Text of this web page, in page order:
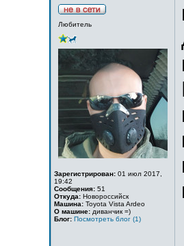
Любитель
Зарегистрирован: 01 июл 2017,
19:42
Сообщения: 51
Откуда: Новороссийск
Машина: Toyota Vista Ardeo
О машине: диванчик =)
Блог: Посмотреть блог (1)